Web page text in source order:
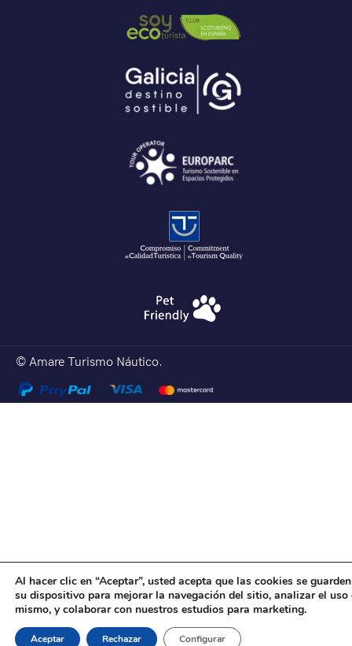
© Amare Turismo Náutico.
Al hacer clic en “Aceptar”, usted acepta que las cookies se
su dispositivo para mejorar la navegación del sitio, analizar el uso
mismo, y colaborar con nuestros estudios para marketing.
Aceptar Rechazar Configurar